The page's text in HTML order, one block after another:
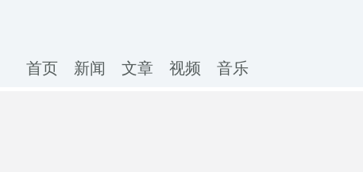
首页 新闻 文章 视频 音乐